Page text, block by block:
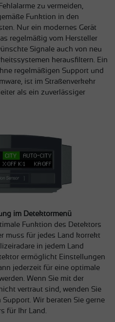
zu vermeiden,
Funktion in den
Nur ein modernes Gerät
regelmäßig vom Hersteller
Signale auch von neu
herausfiltern. Ein
regelmäßigen Support und
ist im Straßenverkehr
als ein zuverlässiger
im Detektormenü
Funktion des Detektors
muss für jedes Land korrekt
in jedem Land
ermöglicht Einstellungen
jederzeit für eine optimale
Wenn Sie mit der
vertraut sind, wenden Sie
Wir beraten Sie gerne
für Ihr Land.